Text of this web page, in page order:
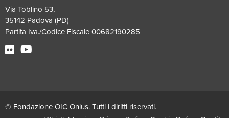
Via Toblino 53,
35142 Padova (PD)
Partita Iva./Codice Fiscale 00682190285
© Fondazione OIC Onlus. Tutti i diritti riservati.